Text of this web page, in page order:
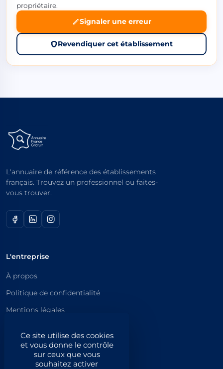
Ce site utilise des cookies
et vous donne le contrôle
sur ceux que vous
souhaitez activer
propriétaire.
Signaler une erreur
Revendiquer cet établissement
L'annuaire de référence des établissements
français. Trouvez un professionnel ou faites-
vous trouver.
L'entreprise
À propos
Politique de confidentialité
Mentions légales
Catégories principales
Catégories